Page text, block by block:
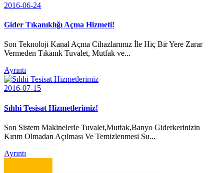
2016-06-24
Gider Tıkanıklığı Açma Hizmeti!
Son Teknoloji Kanal Açma Cihazlarımız İle Hiç Bir Yere Zarar
Vermeden Tıkanık Tuvalet, Mutfak ve...
Ayrıntı
2016-07-15
Sıhhi Tesisat Hizmetlerimiz!
Son Sistem Makinelerle Tuvalet,Mutfak,Banyo Giderkerinizin
Kırım Olmadan Açılması Ve Temizlenmesi Su...
Ayrıntı